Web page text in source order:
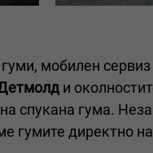
мобилен
и
спукана гума.
гумите директно